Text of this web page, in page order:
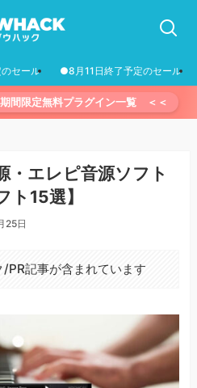
セール ●8月11日終了予定のセール
間限定無料プラグイン一覧 ＜＜
・エレピ音源ソフト
ト15選】
25日
PR記事が含まれています